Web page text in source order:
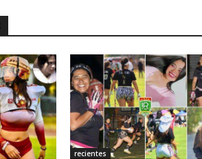
recientes